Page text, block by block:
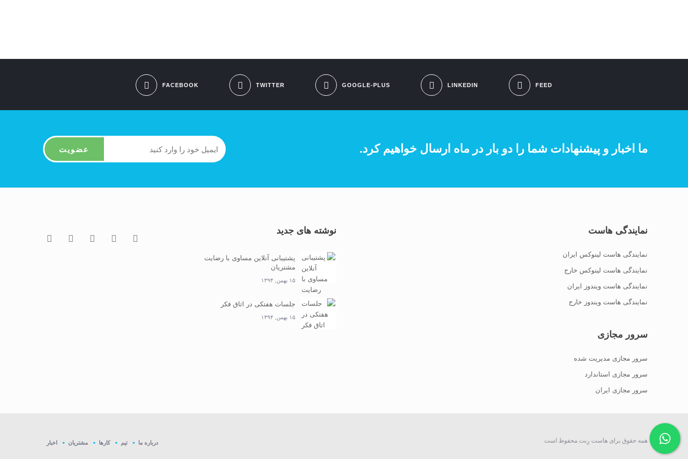
FACEBOOK TWITTER GOOGLE-PLUS LINKEDIN FEED
ما اخبار و پیشنهادات شما را دو بار در ماه ارسال خواهیم کرد. عضویت
نوشته های جدید
پشتیبانی آنلاین مساوی با رضایت
مشتریان
۱۵ بهمن, ۱۳۹۴
جلسات هفتکی در اتاق فکر
۱۵ بهمن, ۱۳۹۴
نمایندگی هاست
نمایندگی هاست لینوکس ایران
نمایندگی هاست لینوکس خارج
نمایندگی هاست ویندوز ایران
نمایندگی هاست ویندوز خارج
سرور مجازی
سرور مجازی مدیریت شده
سرور مجازی استاندارد
سرور مجازی ایران
درباره ما تیم کارها مشتریان اخبار همه حقوق برای هاست رِنت محفوظ است